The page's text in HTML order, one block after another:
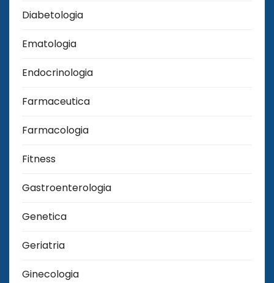
Diabetologia
Ematologia
Endocrinologia
Farmaceutica
Farmacologia
Fitness
Gastroenterologia
Genetica
Geriatria
Ginecologia